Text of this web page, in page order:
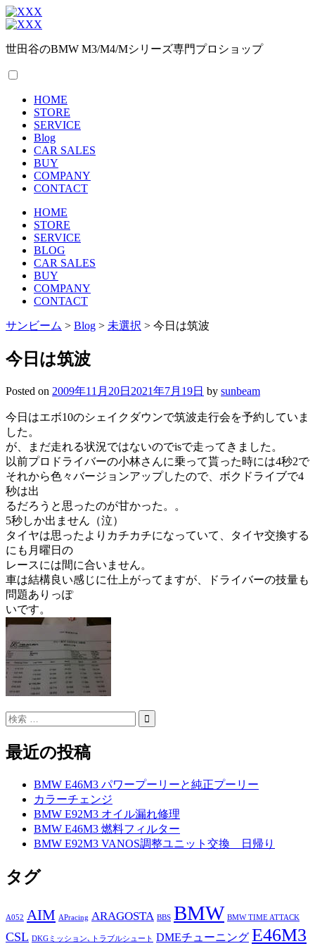
世田谷のBMW M3/M4/Mシリーズ専門プロショップ
HOME
STORE
SERVICE
Blog
CAR SALES
BUY
COMPANY
CONTACT
HOME
STORE
SERVICE
BLOG
CAR SALES
BUY
COMPANY
CONTACT
サンビーム > Blog > 未選択 > 今日は筑波
今日は筑波
Posted on 2009年11月20日 2021年7月19日 by sunbeam
今日はエボ10のシェイクダウンで筑波走行会を予約していま
した。
が、まだ走れる状況ではないのでisで走ってきました。
以前プロドライバーの小林さんに乗って貰った時には4秒2で
それから色々バージョンアップしたので、ボクドライブで4
秒は出
るだろうと思ったのが甘かった。。
5秒しか出ません（泣）
タイヤは思ったよりカチカチになっていて、タイヤ交換する
にも月曜日の
レースには間に合いません。
車は結構良い感じに仕上がってますが、ドライバーの技量も
問題ありっぽ
いです。
最近の投稿
BMW E46M3 パワープーリーと純正プーリー
カラーチェンジ
BMW E92M3 オイル漏れ修理
BMW E46M3 燃料フィルター
BMW E92M3 VANOS調整ユニット交換 日帰り
タグ
A052 AIM APracing ARAGOSTA BBS BMW BMW TIME ATTACK
CSL DKGミッション､トラブルシュート DMEチューニング E46M3